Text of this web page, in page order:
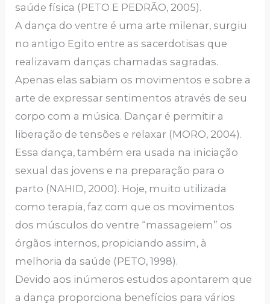
saúde física (PETO E PEDRÃO, 2005).
A dança do ventre é uma arte milenar, surgiu
no antigo Egito entre as sacerdotisas que
realizavam danças chamadas sagradas.
Apenas elas sabiam os movimentos e sobre a
arte de expressar sentimentos através de seu
corpo com a música. Dançar é permitir a
liberação de tensões e relaxar (MORO, 2004).
Essa dança, também era usada na iniciação
sexual das jovens e na preparação para o
parto (NAHID, 2000). Hoje, muito utilizada
como terapia, faz com que os movimentos
dos músculos do ventre “massageiem” os
órgãos internos, propiciando assim, à
melhoria da saúde (PETO, 1998).
Devido aos inúmeros estudos apontarem que
a dança proporciona benefícios para vários